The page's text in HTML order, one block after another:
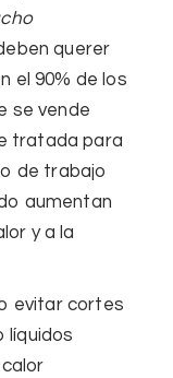
querer
el 90% de los
se vende
tratada para
de trabajo
aumentan
y a la
evitar cortes
líquidos